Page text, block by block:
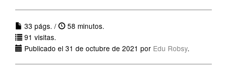
33 págs. /
58 minutos.
91 visitas.
Publicado el 31 de octubre de 2021 por Edu Robsy.